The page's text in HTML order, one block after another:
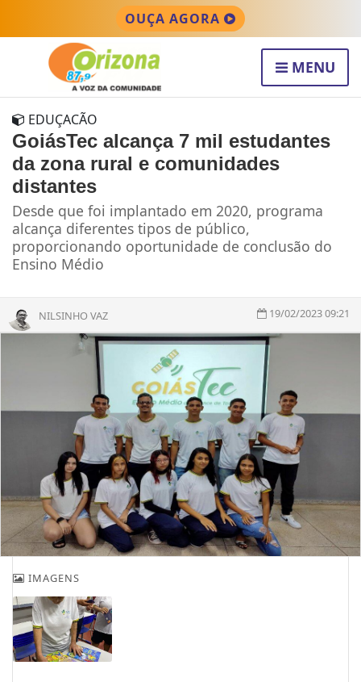
OUÇA AGORA
MENU
EDUÇACÃO
GoiásTec alcança 7 mil estudantes
da zona rural e comunidades
distantes
Desde que foi implantado em 2020, programa
alcança diferentes tipos de público,
proporcionando oportunidade de conclusão do
Ensino Médio
NILSINHO VAZ 19/02/2023 09:21
IMAGENS